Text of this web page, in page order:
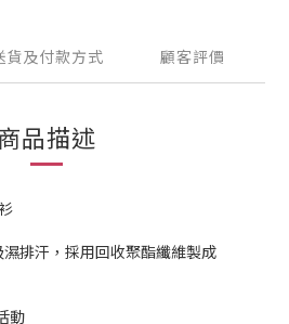
貨及付款方式 顧客評價
品描述
排汗，採用回收聚酯纖維製成
動